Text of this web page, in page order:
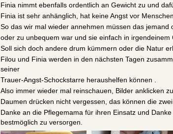
Finia nimmt ebenfalls ordentlich an Gewicht zu und
Finia ist sehr anhänglich, hat keine Angst vor
So das wir mal wieder annehmen müssen das
oder zu unbequem war und sie einfach in
Soll sich doch andere drum kümmern oder die Natur
Filou und Finia werden in den nächsten Tagen
seiner
Trauer-Angst-Schockstarre heraushelfen können .
Also immer wieder mal reinschauen, Bilder anklicken
Daumen drücken nicht vergessen, das können die
Danke an die Pflegemama für ihren Einsatz und
bestmöglich zu versorgen.